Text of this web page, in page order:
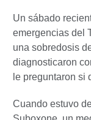
Un sábado
emergencias del
una sobredosis
diagnosticaron
le preguntaron si
Cuando estuvo